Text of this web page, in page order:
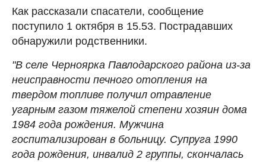
Как рассказали спасатели, сообщение
поступило 1 октября в 15.53. Пострадавших
обнаружили родственники.
"В селе Черноярка Павлодарского района из-за
неисправности печного отопления на
твердом топливе получил отравление
угарным газом тяжелой степени хозяин дома
1984 года рождения. Мужчина
госпитализирован в больницу. Супруга 1990
года рождения, инвалид 2 группы, скончалась